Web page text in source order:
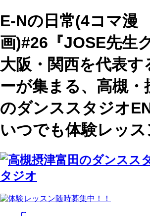
E-Nの日常(4コマ漫
画)#26『JOSE先生
大阪・関西を代表す
ーが集まる、高槻・
のダンススタジオ
いつでも体験レッス